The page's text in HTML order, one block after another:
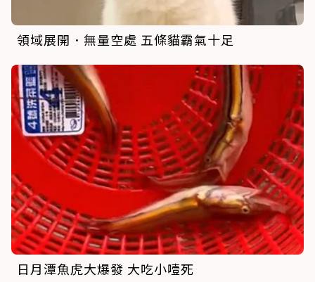
領域展開．無量空處 五條貓霸氣十足
日月潭魚虎大爆發 大吃小噎死